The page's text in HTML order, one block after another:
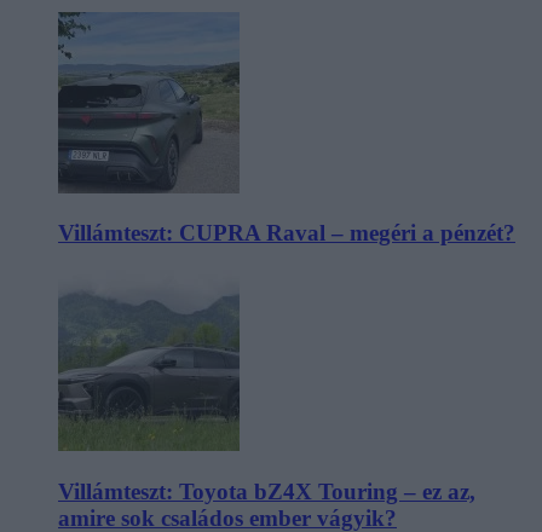
Villámteszt: CUPRA Raval – megéri a pénzét?
Villámteszt: Toyota bZ4X Touring – ez az,
amire sok családos ember vágyik?